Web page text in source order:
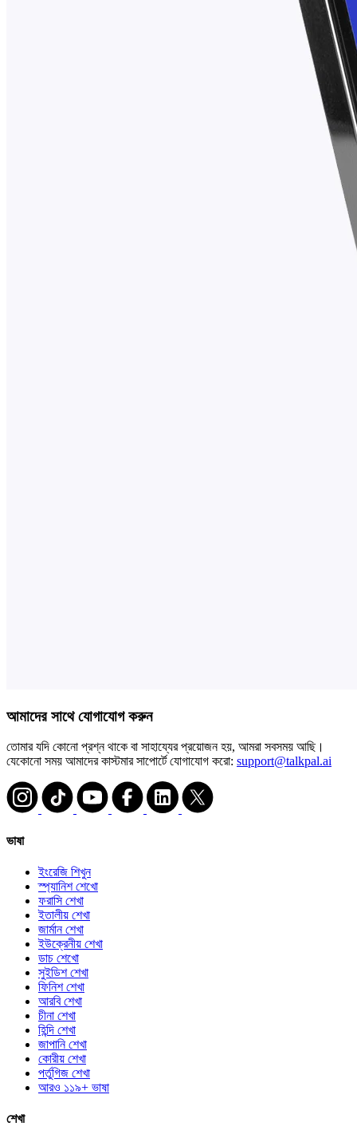
আমাদের সাথে যোগাযোগ করুন
তোমার যদি কোনো প্রশ্ন থাকে বা সাহায্যের প্রয়োজন হয়, আমরা সবসময় আছি।
যেকোনো সময় আমাদের কাস্টমার সাপোর্টে যোগাযোগ করো: support@talkpal.ai
ভাষা
ইংরেজি শিখুন
স্প্যানিশ শেখো
ফরাসি শেখা
ইতালীয় শেখা
জার্মান শেখা
ইউক্রেনীয় শেখা
ডাচ শেখো
সুইডিশ শেখা
ফিনিশ শেখা
আরবি শেখা
চীনা শেখা
হিন্দি শেখা
জাপানি শেখা
কোরীয় শেখা
পর্তুগিজ শেখা
আরও ১১৯+ ভাষা
শেখা